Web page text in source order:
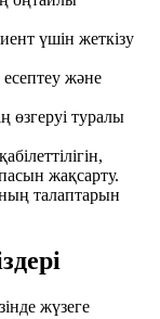
үшін жеткізу
есептеу және
өзгеруі туралы
жақсарту.
талаптарын
жүзеге